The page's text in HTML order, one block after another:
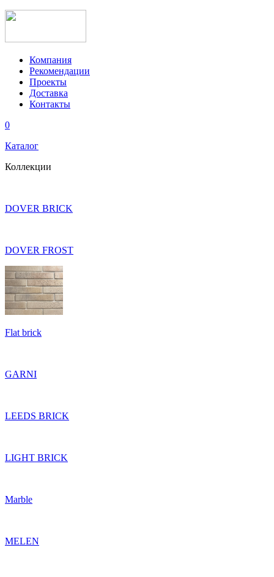
Компания
Рекомендации
Проекты
Доставка
Контакты
0
Каталог
Коллекции
DOVER BRICK
DOVER FROST
Flat brick
GARNI
LEEDS BRICK
LIGHT BRICK
Marble
MELEN